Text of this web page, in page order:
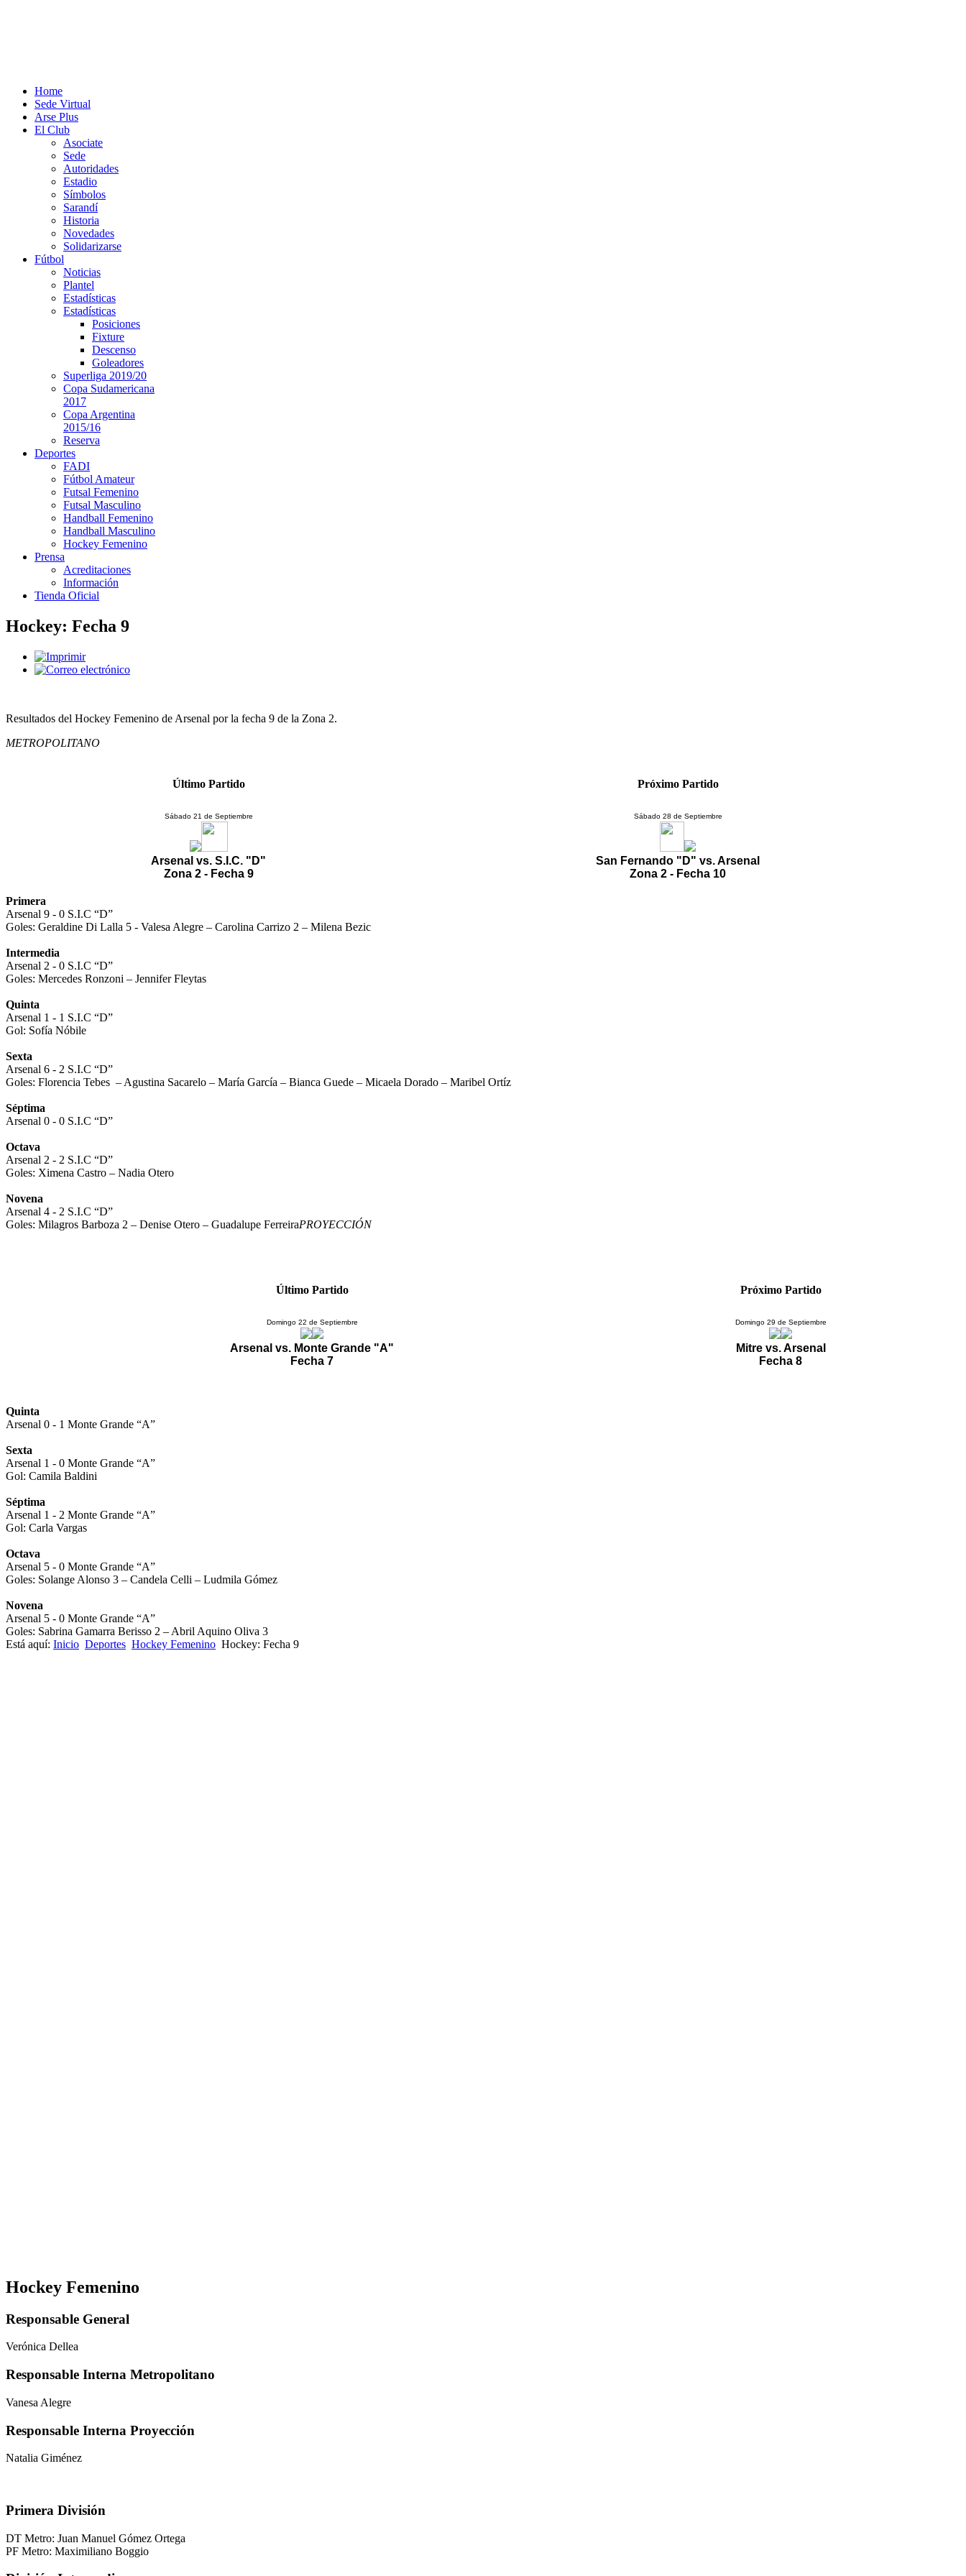
Home
Sede Virtual
Arse Plus
El Club
Asociate
Sede
Autoridades
Estadio
Símbolos
Sarandí
Historia
Novedades
Solidarizarse
Fútbol
Noticias
Plantel
Estadísticas
Estadísticas
Posiciones
Fixture
Descenso
Goleadores
Superliga 2019/20
Copa Sudamericana
2017
Copa Argentina
2015/16
Reserva
Deportes
FADI
Fútbol Amateur
Futsal Femenino
Futsal Masculino
Handball Femenino
Handball Masculino
Hockey Femenino
Prensa
Acreditaciones
Información
Tienda Oficial
Hockey: Fecha 9
Resultados del Hockey Femenino de Arsenal por la fecha 9 de la Zona 2.
METROPOLITANO
Último Partido Próximo Partido
Sábado 21 de Septiembre
Arsenal vs. S.I.C. "D"
Zona 2 - Fecha 9
Sábado 28 de Septiembre
San Fernando "D" vs. Arsenal
Zona 2 - Fecha 10
Primera
Arsenal 9 - 0 S.I.C “D”
Goles: Geraldine Di Lalla 5 - Valesa Alegre – Carolina Carrizo 2 – Milena Bezic
Intermedia
Arsenal 2 - 0 S.I.C “D”
Goles: Mercedes Ronzoni – Jennifer Fleytas
Quinta
Arsenal 1 - 1 S.I.C “D”
Gol: Sofía Nóbile
Sexta
Arsenal 6 - 2 S.I.C “D”
Goles: Florencia Tebes – Agustina Sacarelo – María García – Bianca Guede – Micaela Dorado – Maribel Ortíz
Séptima
Arsenal 0 - 0 S.I.C “D”
Octava
Arsenal 2 - 2 S.I.C “D”
Goles: Ximena Castro – Nadia Otero
Novena
Arsenal 4 - 2 S.I.C “D”
Goles: Milagros Barboza 2 – Denise Otero – Guadalupe FerreiraPROYECCIÓN
Último Partido Próximo Partido
Domingo 22 de Septiembre
Arsenal vs. Monte Grande "A"
Fecha 7
Domingo 29 de Septiembre
Mitre vs. Arsenal
Fecha 8
Quinta
Arsenal 0 - 1 Monte Grande “A”
Sexta
Arsenal 1 - 0 Monte Grande “A”
Gol: Camila Baldini
Séptima
Arsenal 1 - 2 Monte Grande “A”
Gol: Carla Vargas
Octava
Arsenal 5 - 0 Monte Grande “A”
Goles: Solange Alonso 3 – Candela Celli – Ludmila Gómez
Novena
Arsenal 5 - 0 Monte Grande “A”
Goles: Sabrina Gamarra Berisso 2 – Abril Aquino Oliva 3
Está aquí: Inicio Deportes Hockey Femenino Hockey: Fecha 9
Hockey Femenino
Responsable General
Verónica Dellea
Responsable Interna Metropolitano
Vanesa Alegre
Responsable Interna Proyección
Natalia Giménez
Primera División
DT Metro: Juan Manuel Gómez Ortega
PF Metro: Maximiliano Boggio